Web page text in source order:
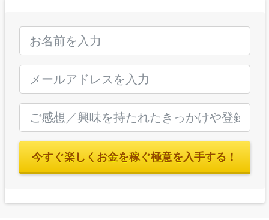
今すぐ楽しくお金を稼ぐ極意を入手する！